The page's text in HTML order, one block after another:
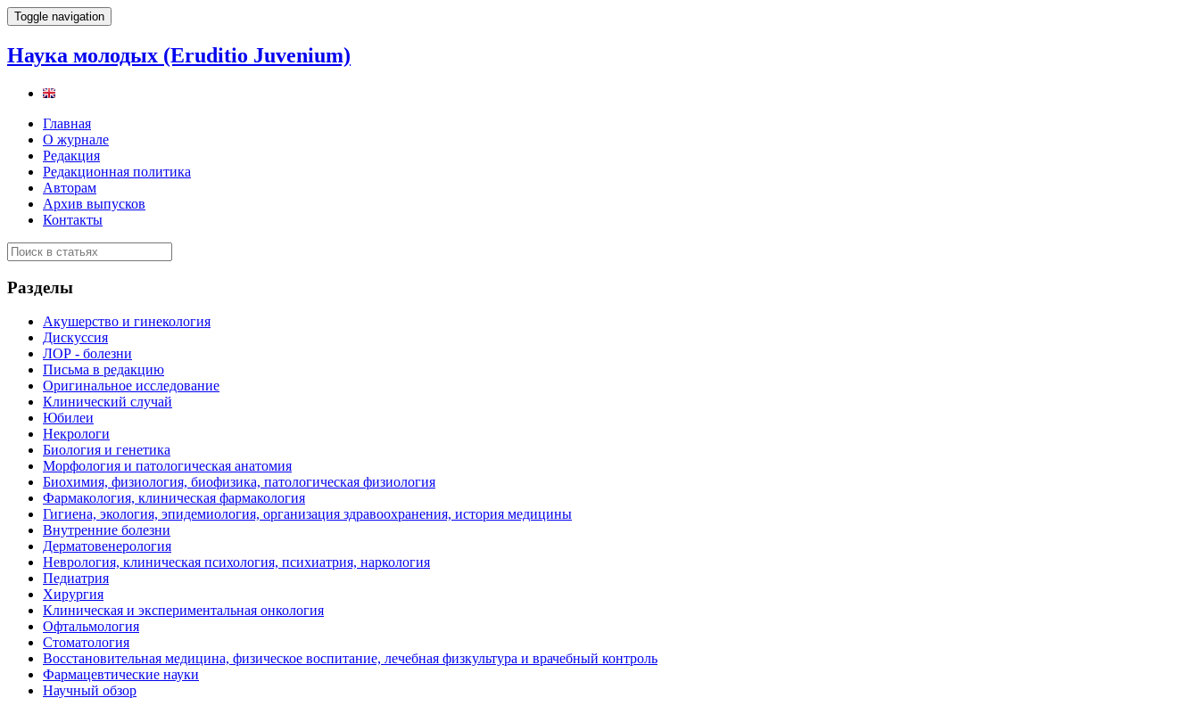
Toggle navigation
Наука молодых (Eruditio Juvenium)
Главная
О журнале
Редакция
Редакционная политика
Авторам
Архив выпусков
Контакты
Разделы
Акушерство и гинекология
Дискуссия
ЛОР - болезни
Письма в редакцию
Оригинальное исследование
Клинический случай
Юбилеи
Некрологи
Биология и генетика
Морфология и патологическая анатомия
Биохимия, физиология, биофизика, патологическая физиология
Фармакология, клиническая фармакология
Гигиена, экология, эпидемиология, организация здравоохранения, история медицины
Внутренние болезни
Дерматовенерология
Неврология, клиническая психология, психиатрия, наркология
Педиатрия
Хирургия
Клиническая и экспериментальная онкология
Офтальмология
Стоматология
Восстановительная медицина, физическое воспитание, лечебная физкультура и врачебный контроль
Фармацевтические науки
Научный обзор